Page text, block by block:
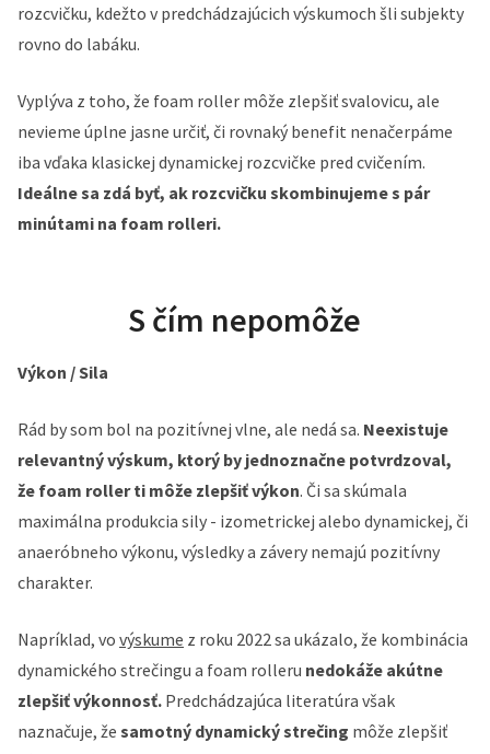
rozcvičku, kdežto v predchádzajúcich výskumoch šli subjekty
rovno do labáku.
Vyplýva z toho, že foam roller môže zlepšiť svalovicu, ale
nevieme úplne jasne určiť, či rovnaký benefit nenačerpáme
iba vďaka klasickej dynamickej rozcvičke pred cvičením.
Ideálne sa zdá byť, ak rozcvičku skombinujeme s pár
minútami na foam rolleri.
S čím nepomôže
Výkon / Sila
Rád by som bol na pozitívnej vlne, ale nedá sa. Neexistuje
relevantný výskum, ktorý by jednoznačne potvrdzoval,
že foam roller ti môže zlepšiť výkon. Či sa skúmala
maximálna produkcia sily - izometrickej alebo dynamickej, či
anaeróbneho výkonu, výsledky a závery nemajú pozitívny
charakter.
Napríklad, vo výskume z roku 2022 sa ukázalo, že kombinácia
dynamického strečingu a foam rolleru nedokáže akútne
zlepšiť výkonnosť. Predchádzajúca literatúra však
naznačuje, že samotný dynamický strečing môže zlepšiť